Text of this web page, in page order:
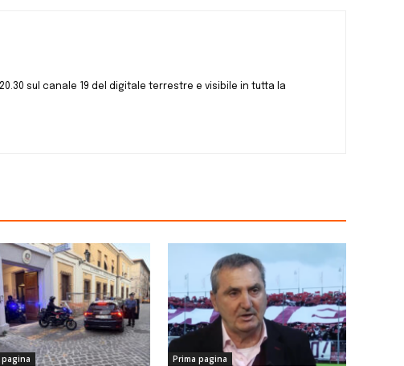
sul canale 19 del digitale terrestre e visibile in tutta la
pagina Prima pagina